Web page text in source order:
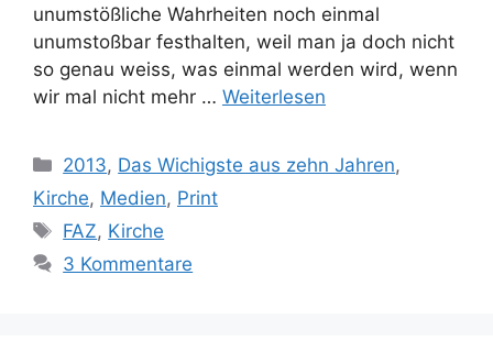
unumstößliche Wahrheiten noch einmal
unumstoßbar festhalten, weil man ja doch nicht
so genau weiss, was einmal werden wird, wenn
wir mal nicht mehr … Weiterlesen
Kategorien
2013, Das Wichigste aus zehn Jahren,
Kirche, Medien, Print
Schlagwörter
FAZ, Kirche
3 Kommentare